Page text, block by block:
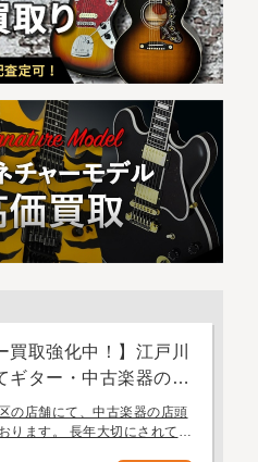
買取強化中！】江戸川
ギター・中古楽器の店
込み査定を強化してお
の店舗にて、中古楽器の店頭
ります。 長年大切にされてき